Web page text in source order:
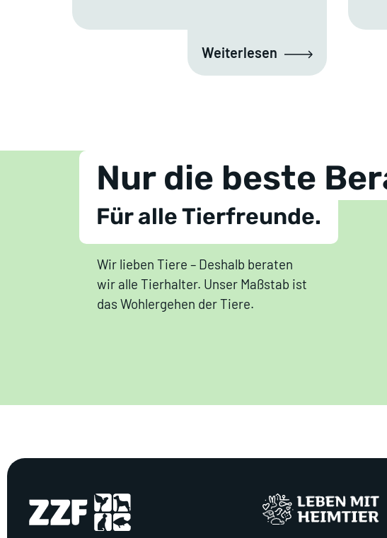
Weiterlesen
Nur die beste
Für alle Tierfreunde.
Wir lieben Tiere – Deshalb beraten
wir alle Tierhalter. Unser Maßstab ist
das Wohlergehen der Tiere.